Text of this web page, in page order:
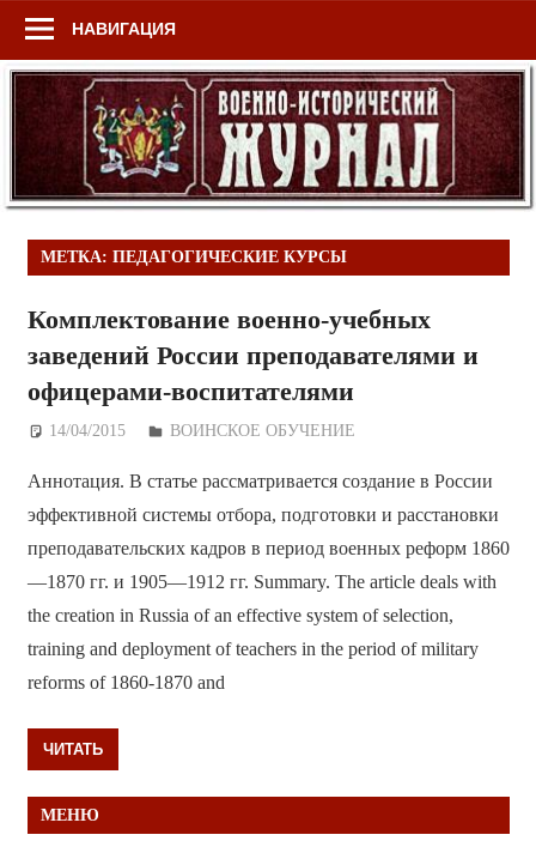
НАВИГАЦИЯ
МЕТКА: ПЕДАГОГИЧЕСКИЕ КУРСЫ
Комплектование военно-учебных
заведений России преподавателями и
офицерами-воспитателями
14/04/2015 Дежурный по Редакции
ВОИНСКОЕ ОБУЧЕНИЕ
Аннотация. В статье рассматривается создание в России
эффективной системы отбора, подготовки и расстановки
преподавательских кадров в период военных реформ 1860
—1870 гг. и 1905—1912 гг. Summary. The article deals with
the creation in Russia of an effective system of selection,
training and deployment of teachers in the period of military
reforms of 1860-1870 and
ЧИТАТЬ
МЕНЮ